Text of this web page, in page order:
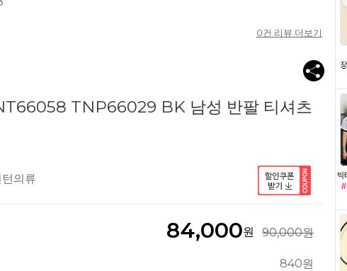
0건 리뷰 더보기
TNP66029 BK 남성 반팔 티셔츠
의류
84,000원 90,000원
840원